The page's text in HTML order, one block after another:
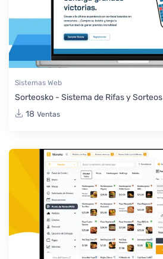
Sistemas Web
Sorteosko - Sistema de Rifas y Sorteos
18 Ventas